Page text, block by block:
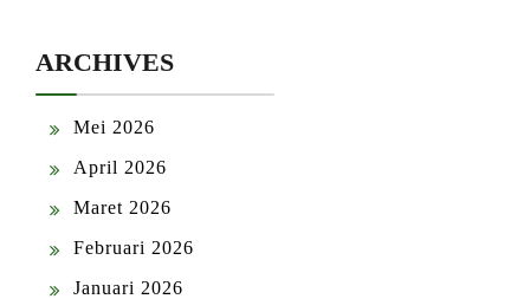
ARCHIVES
Mei 2026
April 2026
Maret 2026
Februari 2026
Januari 2026